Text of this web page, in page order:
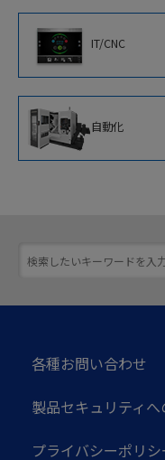
CNC円筒研削盤
CNC内端面研削盤
IT/CNC
新世代知能化CNC
IoTソリューション
自動化
スマート加工セルコ
各種お問い合わせ
製品セキュリティ
プライバシーポリシ